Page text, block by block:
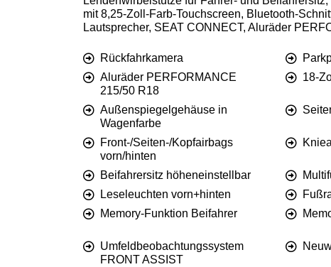
mit 8,25-Zoll-Farb-Touchscreen, Bluetooth-
Lautsprecher, SEAT CONNECT, Aluräder
Rückfahrkamera
Aluräder PERFORMANCE
215/50 R18
18-
Außenspiegelgehäuse in
Wagenfarbe
Front-/Seiten-/Kopfairbags
vorn/hinten
Beifahrersitz höheneinstellbar
Leseleuchten vorn+hinten
Memory-Funktion Beifahrer
Umfeldbeobachtungssystem
FRONT ASSIST